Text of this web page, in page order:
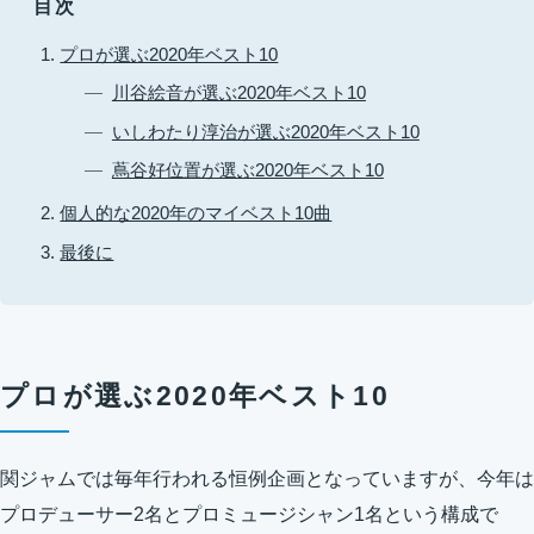
目次
プロが選ぶ2020年ベスト10
川谷絵音が選ぶ2020年ベスト10
いしわたり淳治が選ぶ2020年ベスト10
蔦谷好位置が選ぶ2020年ベスト10
個人的な2020年のマイベスト10曲
最後に
プロが選ぶ2020年ベスト10
関ジャムでは毎年行われる恒例企画となっていますが、今年は
プロデューサー2名とプロミュージシャン1名という構成で